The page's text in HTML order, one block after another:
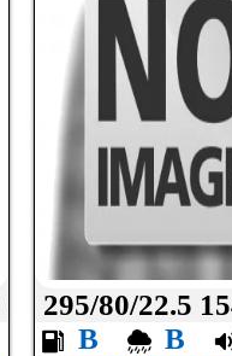
295/80/22.5
B
B